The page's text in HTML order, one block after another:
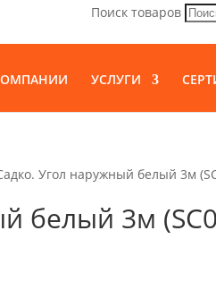
Поиск товаров
УСЛУГИ
Угол наружный белый 3м
белый 3м